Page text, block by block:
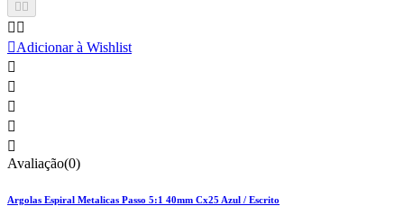
 
 
Adicionar à Wishlist





Avaliação(0)
Argolas Espiral Metalicas Passo 5:1 40mm Cx25 Azul / Escrito